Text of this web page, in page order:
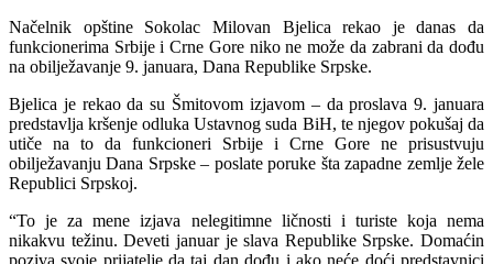
Načelnik opštine Sokolac Milovan Bjelica rekao je danas da
funkcionerima Srbije i Crne Gore niko ne može da zabrani da dođu
na obilježavanje 9. januara, Dana Republike Srpske.
Bjelica je rekao da su Šmitovom izjavom – da proslava 9. januara
predstavlja kršenje odluka Ustavnog suda BiH, te njegov pokušaj da
utiče na to da funkcioneri Srbije i Crne Gore ne prisustvuju
obilježavanju Dana Srpske – poslate poruke šta zapadne zemlje žele
Republici Srpskoj.
“To je za mene izjava nelegitimne ličnosti i turiste koja nema
nikakvu težinu. Deveti januar je slava Republike Srpske. Domaćin
poziva svoje prijatelje da taj dan dođu i ako neće doći predstavnici